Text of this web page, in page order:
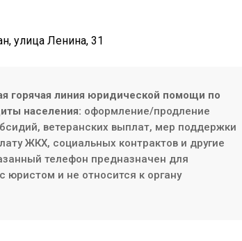
улица Ленина, 31
горячая линия юридической помощи по
населения: оформление/продление
ветеранских выплат, мер поддержки
ЖКХ, социальных контрактов и другие
телефон предназначен для
юристом и не относится к органу